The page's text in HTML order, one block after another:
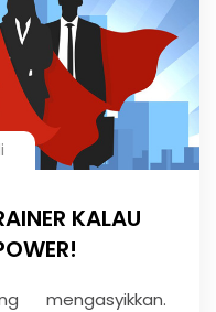
KALAU
mengasyikkan.